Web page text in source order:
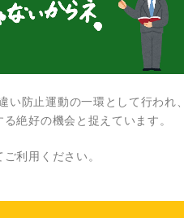
い防止運動の一環として行われ
絶好の機会と捉えています。
利用ください。